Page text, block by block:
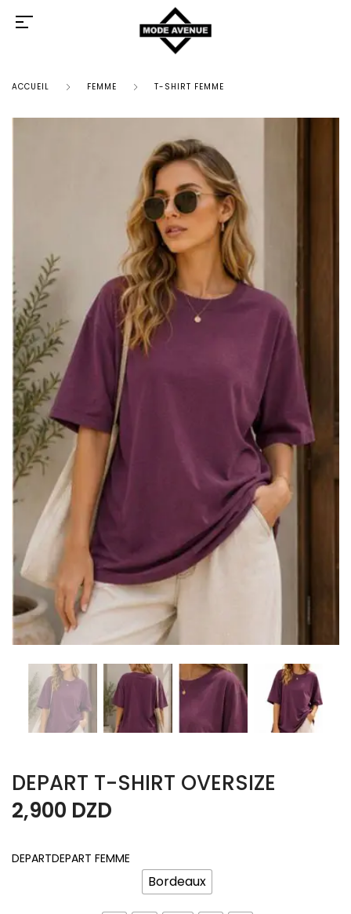
ACCUEIL FEMME T-SHIRT FEMME
DEPART T-SHIRT OVERSIZE
2,900 DZD
Bordeaux
DEPARTDEPART FEMME